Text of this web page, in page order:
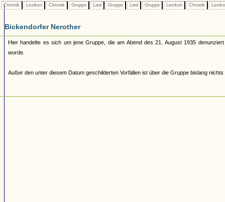
Chronik Lexikon Chronik Gruppe Lied Gruppe Lied Gruppe Lexikon Chronik
Bickendorfer Nerother
Hier handelte es sich um jene Gruppe, die am Abend des 21. August 1935
wurde.
Außer den unter diesem Datum geschilderten Vorfällen ist über die Gruppe bislang nichts